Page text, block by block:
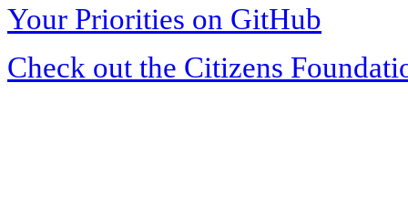
Your Priorities on GitHub
Check out the Citizens